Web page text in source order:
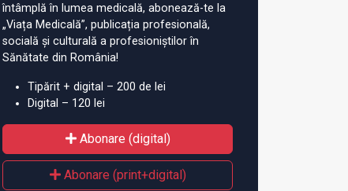
întâmplă în lumea medicală, abonează-te la
„Viața Medicală”, publicația profesională,
socială și culturală a profesioniștilor în
Sănătate din România!
Tipărit + digital – 200 de lei
Digital – 120 lei
Abonare (digital)
Abonare (print+digital)